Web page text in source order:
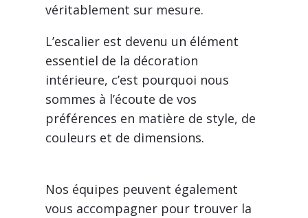
véritablement sur mesure.
L’escalier est devenu un élément
essentiel de la décoration
intérieure, c’est pourquoi nous
sommes à l’écoute de vos
préférences en matière de style, de
couleurs et de dimensions.
Nos équipes peuvent également
vous accompagner pour trouver la